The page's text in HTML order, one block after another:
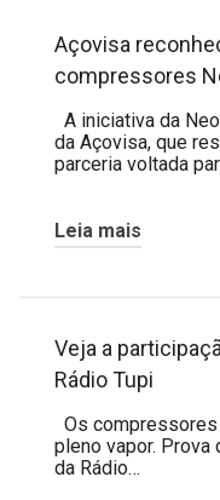
Açovisa
compressores
A iniciativa da
da Açovisa, que
parceria voltada
Leia mais
Veja a
Rádio Tupi
Os
pleno vapor.
da Rádio…